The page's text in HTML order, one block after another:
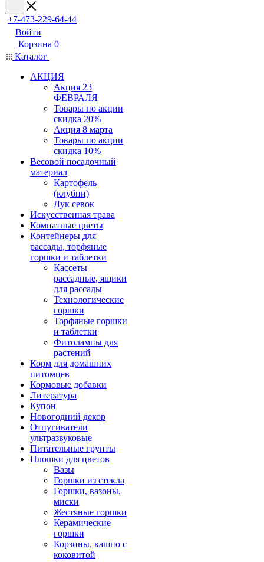
+7-473-229-64-44
Войти
Корзина 0
Каталог
АКЦИЯ
Акция 23
ФЕВРАЛЯ
Товары по акции
скидка 20%
Акция 8 марта
Товары по акции
скидка 10%
Весовой посадочный
материал
Картофель
(клубни)
Лук севок
Искусственная трава
Комнатные цветы
Контейнеры для
рассады, торфяные
горшки и таблетки
Кассеты
рассадные, ящики
для рассады
Технологические
горшки
Торфяные горшки
и таблетки
Фитолампы для
растений
Корм для домашних
питомцев
Кормовые добавки
Литература
Купон
Новогодний декор
Отпугиватели
ультразвуковые
Питательные грунты
Плошки для цветов
Вазы
Горшки из стекла
Горшки, вазоны,
миски
Жестяные горшки
Керамические
горшки
Корзины, кашпо с
коковитой